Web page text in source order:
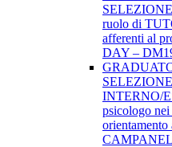
ruolo di
afferenti al
DAY –
INTERNO/
psicologo